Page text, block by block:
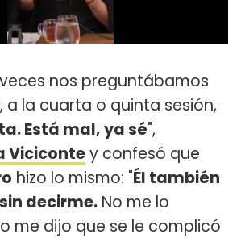
nos preguntábamos
a la cuarta o quinta sesión,
Está mal, ya sé",
Vicicontey confesó que
hizo lo mismo: "Él también
decirme. No me lo
me dijo que se le complicó